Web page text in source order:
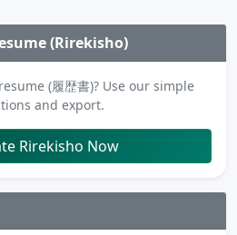
(Rirekisho)
(履歴書)? Use our simple
and export.
Rirekisho Now